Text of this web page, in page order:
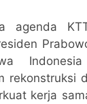
agenda
rekonstruksi
kerja